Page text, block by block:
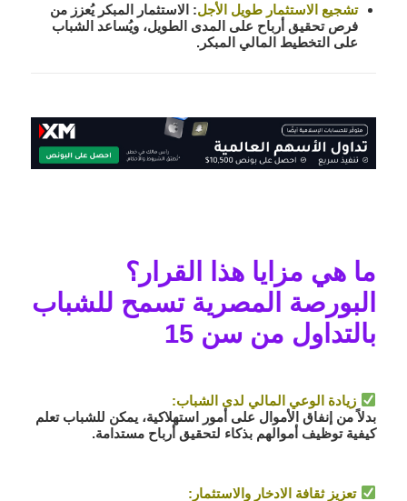
تشجيع الاستثمار طويل الأجل: الاستثمار المبكر يُعزز من
فرص تحقيق أرباح على المدى الطويل، ويُساعد الشباب
على التخطيط المالي المبكر.
ما هي مزايا هذا القرار؟
البورصة المصرية تسمح للشباب
بالتداول من سن 15
زيادة الوعي المالي لدى الشباب:
بدلاً من إنفاق الأموال على أمور استهلاكية، يمكن للشباب تعلم
كيفيةتوظيف أموالهم بذكاء لتحقيق أرباح مستدامة.
تعزيز ثقافة الادخار والاستثمار :